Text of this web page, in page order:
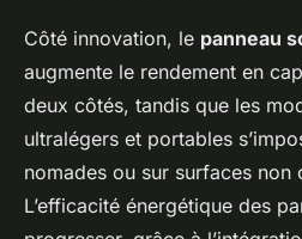
Côté innovation, le panneau
augmente le rendement en
deux côtés, tandis que les
ultralégers et portables
nomades ou sur surfaces non
L’efficacité énergétique des